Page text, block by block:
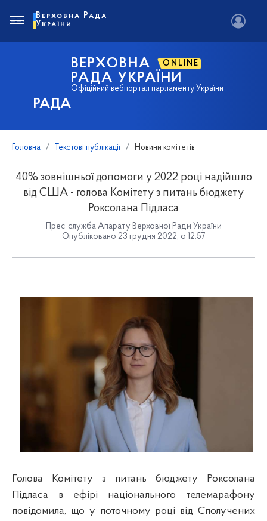
РАДА
ВЕРХОВНА ONLINE
РАДА УКРАЇНИ
Офіційний вебпортал парламенту України
Верховна Рада
України
Головна Текстові публікації Новини комітетів
40% зовнішньої допомоги у 2022 році надійшло
від США - голова Комітету з питань бюджету
Роксолана Підласа
Прес-служба Апарату Верховної Ради України
Опубліковано 23 грудня 2022, о 12:57
Голова Комітету з питань бюджету Роксолана
Підласа в ефірі національного телемарафону
повідомила, що у поточному році від Сполучених